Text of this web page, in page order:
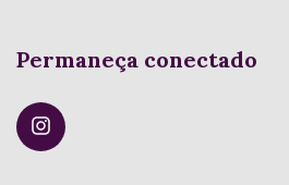
Permaneça conectado